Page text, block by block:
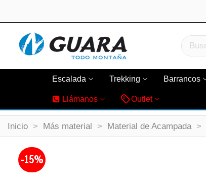
Escalada Trekking Barrancos
Llámanos Outlet
Inicio > Más material > Material de Acampada >
-15%